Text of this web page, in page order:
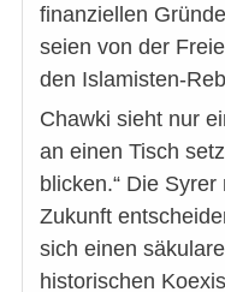
finanziellen
seien von der
den Islamisten-
Chawki sieht nur
an einen Tisch
blicken.“ Die
Zukunft
sich einen
historischen